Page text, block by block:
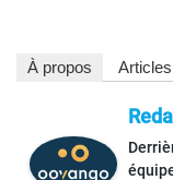
À propos